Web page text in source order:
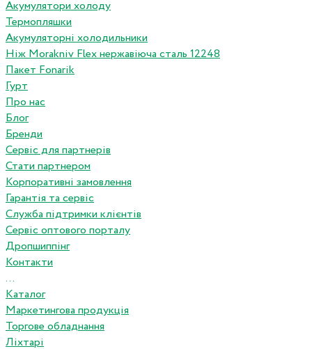
Акумулятори холоду
Термопляшки
Акумуляторні холодильники
Ніж Morakniv Flex нержавіюча сталь 12248
Пакет Fonarik
Гурт
Про нас
Блог
Бренди
Сервіс для партнерів
Стати партнером
Корпоративні замовлення
Гарантія та сервіс
Служба підтримки клієнтів
Сервіс оптового порталу
Дропшиппінг
Контакти
...
Каталог
Маркетингова продукція
Торгове обладнання
Ліхтарі